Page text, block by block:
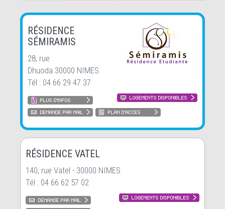
RÉSIDENCE
SÉMIRAMIS
28, rue
Dhuoda 30000 NIMES
Tél : 04 66 29 47 37
RÉSIDENCE VATEL
140, rue Vatel - 30000 NIMES
Tél : 04 66 62 57 02